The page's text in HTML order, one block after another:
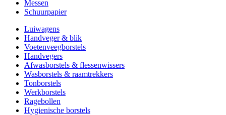
Messen
Schuurpapier
Luiwagens
Handveger & blik
Voetenveegborstels
Handvegers
Afwasborstels & flessenwissers
Wasborstels & raamtrekkers
Tonborstels
Werkborstels
Ragebollen
Hygienische borstels